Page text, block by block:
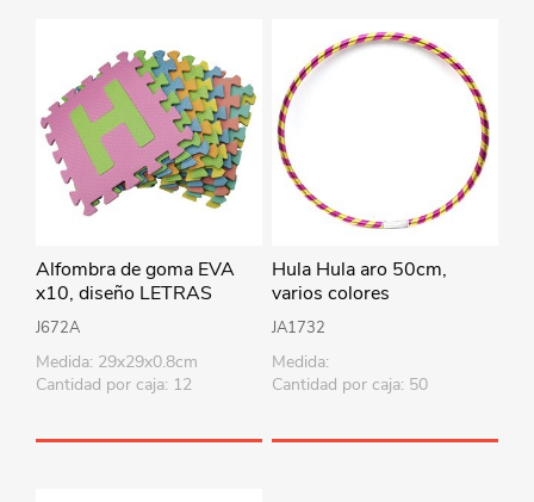
Alfombra de goma EVA
x10, diseño LETRAS
J672A
Medida: 29x29x0.8cm
Cantidad por caja: 12
Hula Hula aro 50cm,
varios colores
JA1732
Medida:
Cantidad por caja: 50